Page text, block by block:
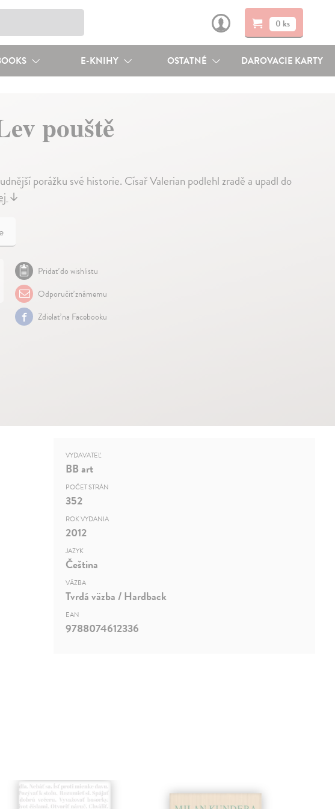
0 ks
E-KNIHY OSTATNÉ DAROVACIE KARTY
pouště
porážku své historie. Císař Valerian podlehl zradě a upadl do
↓
Pridať do wishlistu
Odporučiť známemu
Zdielať na Facebooku
VYDAVATEĽ
BB art
POČET STRÁN
352
ROK VYDANIA
2012
JAZYK
Čeština
VÄZBA
Tvrdá väzba / Hardback
EAN
9788074612336